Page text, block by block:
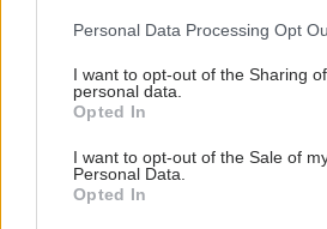
Please note that this website/app
not limited to your visit or usage
grant or deny consent to Google and
use your data for below specified
consent section.
Personal Data Processing Opt
I want to opt-out of the Sharing
personal data.
Opted In
I want to opt-out of the Sale of
Personal Data.
Opted In